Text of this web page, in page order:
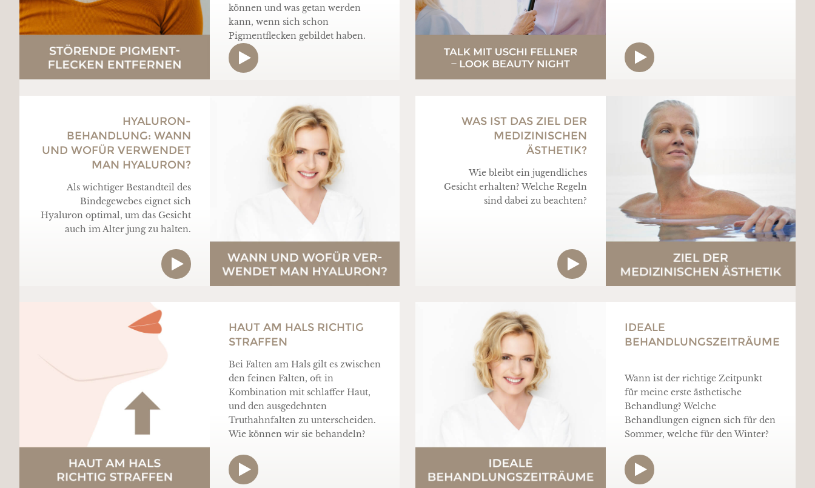
können und was getan werden
kann, wenn sich schon
Pigmentflecken gebildet haben.
HYALURON-
BEHANDLUNG: WANN
UND WOFÜR VERWENDET
MAN HYALURON?
Als wichtiger Bestandteil des
Bindegewebes eignet sich
Hyaluron optimal, um das Gesicht
auch im Alter jung zu halten.
WAS IST DAS ZIEL DER
MEDIZINISCHEN
ÄSTHETIK?
Wie bleibt ein jugendliches
Gesicht erhalten? Welche Regeln
sind dabei zu beachten?
HAUT AM HALS RICHTIG
STRAFFEN
Bei Falten am Hals gilt es zwischen
den feinen Falten, oft in
Kombination mit schlaffer Haut,
und den ausgedehnten
Truthahnfalten zu unterscheiden.
Wie können wir sie behandeln?
IDEALE
BEHANDLUNGSZEITRÄUME
Wann ist der richtige Zeitpunkt
für meine erste ästhetische
Behandlung? Welche
Behandlungen eignen sich für den
Sommer, welche für den Winter?